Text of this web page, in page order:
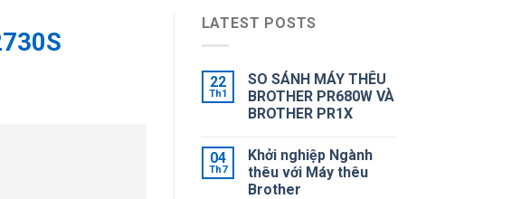
LATEST POSTS
22
Th1
SO SÁNH MÁY THÊU
BROTHER PR680W VÀ
BROTHER PR1X
04
Th7
Khởi nghiệp Ngành
thêu với Máy thêu
Brother